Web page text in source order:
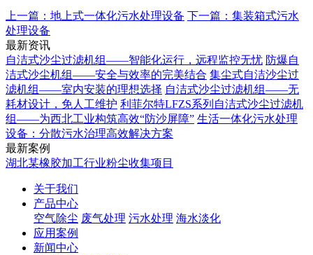
上一篇：地上式一体化污水处理设备 下一篇：集装箱式污水
处理设备
最新资讯
自洁式沙尘过滤机组——智能化运行，远程监控无忧 防爆自
洁式沙尘机组——安全与效率的完美结合 集尘式自洁沙尘过
滤机组——室内安装的理想选择 自洁式沙尘过滤机组——无
耗材设计，免人工维护 利菲尔特LFZS系列自洁式沙尘过滤机
组——为西北工业构筑高效“防沙屏障” 生活一体化污水处理
设备：分散污水治理高效解决方案
最新案例
湖北某橡胶加工行业粉尘收集项目
关于我们
产品中心
空气除尘 废气处理 污水处理 海水淡化
应用案例
新闻中心